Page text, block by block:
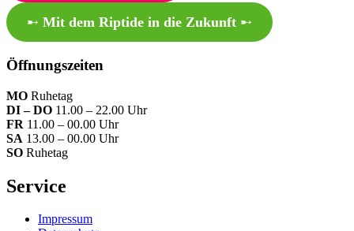
➸ Mit dem Riptide in die Zukunft➸
Öffnungszeiten
MO Ruhetag
DI – DO 11.00 – 22.00 Uhr
FR 11.00 – 00.00 Uhr
SA 13.00 – 00.00 Uhr
SO Ruhetag
Service
Impressum